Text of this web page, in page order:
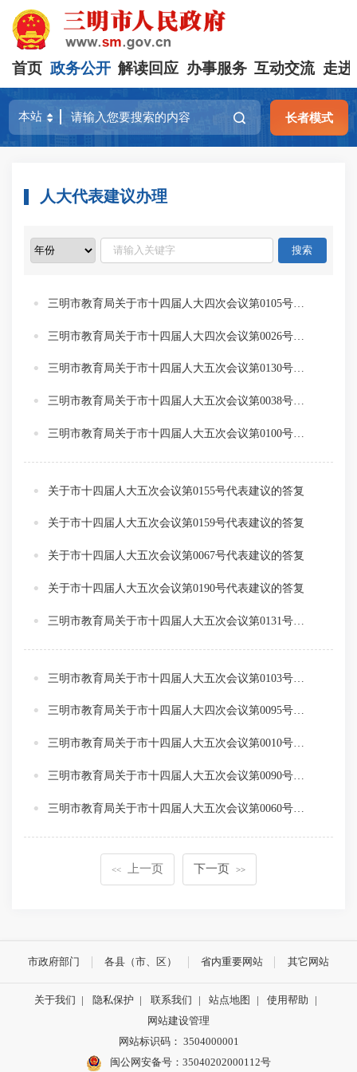
首页 政务公开 解读回应 办事服务 互动交流 走进
长者模式
人大代表建议办理
三明市教育局关于市十四届人大五次会议第0130号代表建议的答复
三明市教育局关于市十四届人大五次会议第0038号代表建议的答复
关于市十四届人大五次会议第0155号代表建议的答复
关于市十四届人大五次会议第0159号代表建议的答复
关于市十四届人大五次会议第0067号代表建议的答复
关于市十四届人大五次会议第0190号代表建议的答复
三明市教育局关于市十四届人大四次会议第0095号代表建议的办理意见
三明市教育局关于市十四届人大五次会议第0010号建议的答复
<< 上一页 下一页 >>
市政府部门 各县（市、区） 省内重要网站 其它网站
关于我们 | 隐私保护 | 联系我们 | 站点地图 | 使用帮助
|
网站建设管理
网站标识码： 3504000001
闽公网安备号：35040202000112号